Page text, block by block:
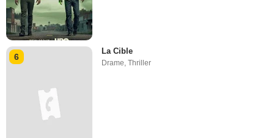
6
La Cible
Drame,Thriller